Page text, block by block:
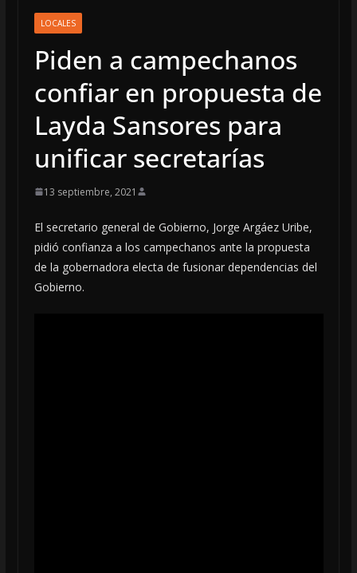
LOCALES
Piden a campechanos
confiar en propuesta de
Layda Sansores para
unificar secretarías
13 septiembre, 2021
El secretario general de Gobierno, Jorge Argáez Uribe,
pidió confianza a los campechanos ante la propuesta
de la gobernadora electa de fusionar dependencias del
Gobierno.